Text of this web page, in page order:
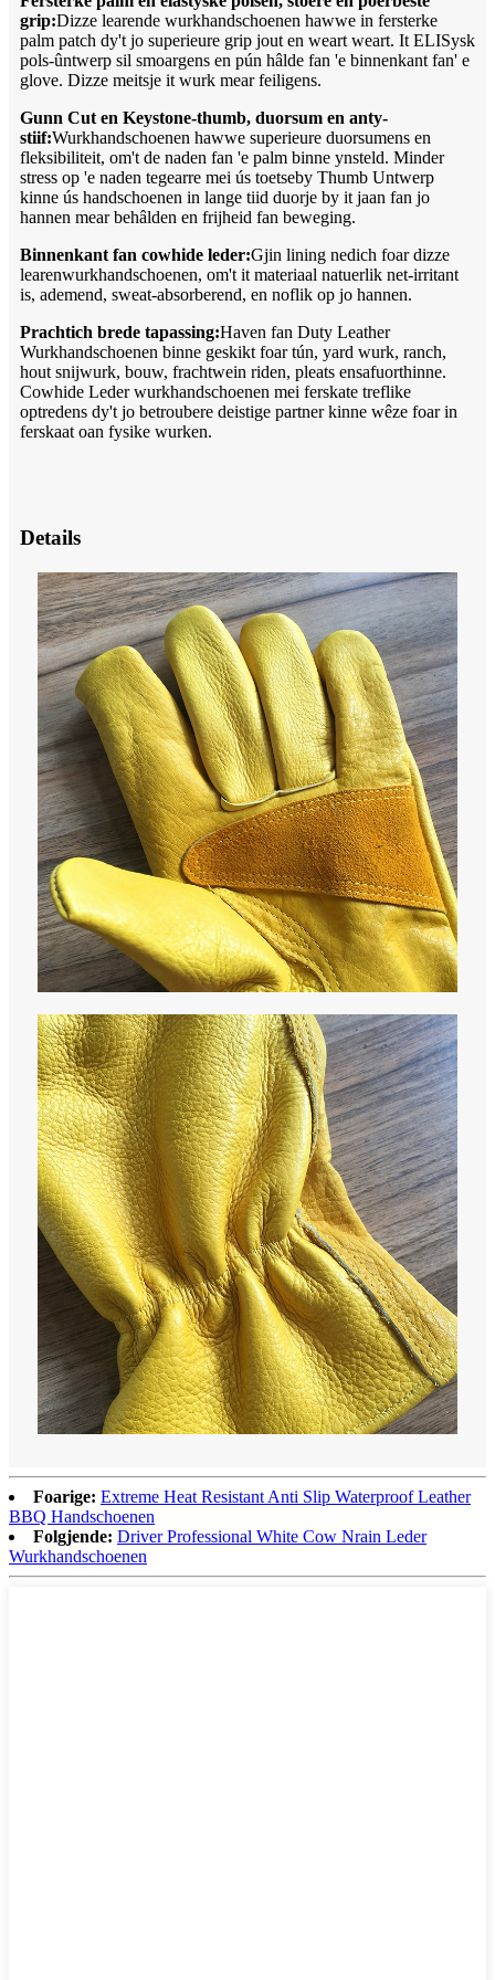
grip:Dizze learende wurkhandschoenen hawwe in fersterke
palm patch dy't jo superieure grip jout en weart weart. It ELISysk
pols-ûntwerp sil smoargens en pún hâlde fan 'e binnenkant fan' e
glove. Dizze meitsje it wurk mear feiligens.
Gunn Cut en Keystone-thumb, duorsum en anty-
stiif:Wurkhandschoenen hawwe superieure duorsumens en
fleksibiliteit, om't de naden fan 'e palm binne ynsteld. Minder
stress op 'e naden tegearre mei ús toetseby Thumb Untwerp
kinne ús handschoenen in lange tiid duorje by it jaan fan jo
hannen mear behâlden en frijheid fan beweging.
Binnenkant fan cowhide leder:Gjin lining nedich foar dizze
learenwurkhandschoenen, om't it materiaal natuerlik net-irritant
is, ademend, sweat-absorberend, en noflik op jo hannen.
Prachtich brede tapassing:Haven fan Duty Leather
Wurkhandschoenen binne geskikt foar tún, yard wurk, ranch,
hout snijwurk, bouw, frachtwein riden, pleats ensafuorthinne.
Cowhide Leder wurkhandschoenen mei ferskate treflike
optredens dy't jo betroubere deistige partner kinne wêze foar in
ferskaat oan fysike wurken.
Details
Foarige: Extreme Heat Resistant Anti Slip Waterproof Leather
BBQ Handschoenen
Folgjende: Driver Professional White Cow Nrain Leder
Wurkhandschoenen